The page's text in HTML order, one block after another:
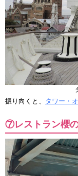
振り向くと、 タワー・
⑦レストラン櫻